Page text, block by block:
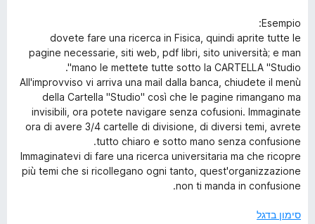
Esempio:
dovete fare una ricerca in Fisica, quindi aprite tutte le
pagine necessarie, siti web, pdf libri, sito università; e man
mano le mettete tutte sotto la CARTELLA "Studio".
All'improvviso vi arriva una mail dalla banca, chiudete il menù
della Cartella "Studio" così che le pagine rimangano ma
invisibili, ora potete navigare senza cofusioni. Immaginate
ora di avere 3/4 cartelle di divisione, di diversi temi, avrete
tutto chiaro e sotto mano senza confusione.
Immaginatevi di fare una ricerca universitaria ma che ricopre
più temi che si ricollegano ogni tanto, quest'organizzazione
non ti manda in confusione.
סימון בדגל